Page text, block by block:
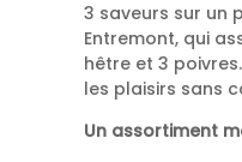
3 saveurs sur un
Entremont, qui
hêtre et 3
les plaisirs sans
Un assortiment